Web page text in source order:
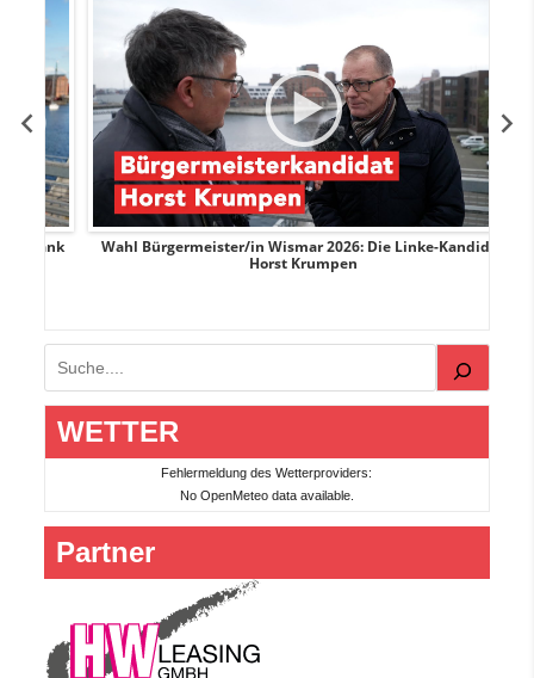
Wahl Bürgermeister/in Wismar 2026: Die Linke-Kandidat
Horst Krumpen
Suchen
WETTER
Fehlermeldung des Wetterproviders:
No OpenMeteo data available.
Partner